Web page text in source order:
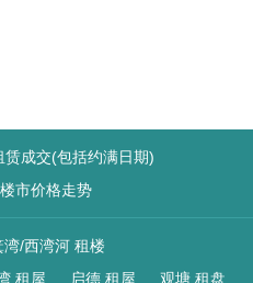
赁成交(包括约满日期)
楼市价格走势
湾/西湾河 租楼
租屋 启德 租屋 观塘 租盘